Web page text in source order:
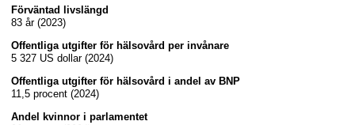
Förväntad livslängd
83 år (2023)
Offentliga utgifter för hälsovård per invånare
5 327 US dollar (2024)
Offentliga utgifter för hälsovård i andel av BNP
11,5 procent (2024)
Andel kvinnor i parlamentet